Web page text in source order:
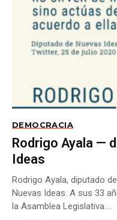
DEMOCRACIA
Rodrigo Ayala —
Ideas
Rodrigo Ayala, diputado
Nuevas Ideas. A sus 33
la Asamblea Legislativa....